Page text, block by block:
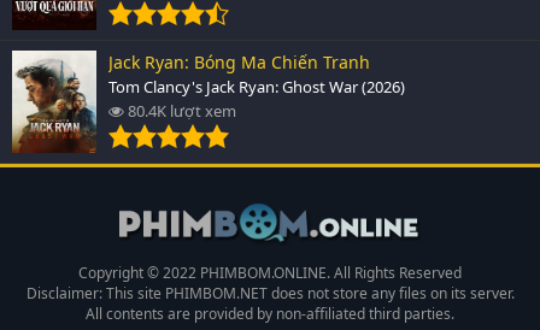
Jack Ryan: Bóng Ma Chiến Tranh
Tom Clancy's Jack Ryan: Ghost War (2026)
80.4K lượt xem
Copyright © 2022 PHIMBOM.ONLINE. All Rights Reserved
Disclaimer: This site PHIMBOM.NETdoes not store any files on its server.
All contents are provided by non-affiliated third parties.